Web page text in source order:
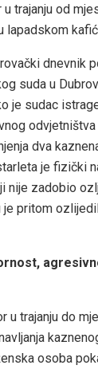
trajanju od
dnevnik
suda u
je sudac
dva
je fizički
nije zadobio
pritom
u trajanju do
osoba